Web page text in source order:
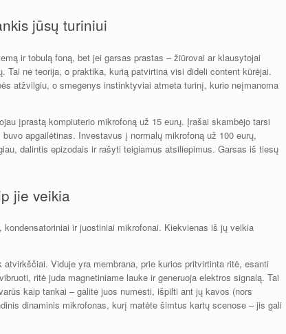
jūsų turiniui
ir tobulą foną, bet jei garsas prastas – žiūrovai ar klausytojai
ne teorija, o praktika, kurią patvirtina visi dideli content kūrėjai.
atžvilgiu, o smegenys instinktyviai atmeta turinį, kurio neįmanoma
įprastą kompiuterio mikrofoną už 15 eurų. Įrašai skambėjo tarsi
apgailėtinas. Investavus į normalų mikrofoną už 100 eurų,
dalintis epizodais ir rašyti teigiamus atsiliepimus. Garsas iš tiesų
jie veikia
ir juostiniai mikrofonai. Kiekvienas iš jų veikia
Viduje yra membrana, prie kurios pritvirtinta ritė, esanti
ritė juda magnetiniame lauke ir generuoja elektros signalą. Tai
kaip tankai – galite juos numesti, išpilti ant jų kavos (nors
dinaminis mikrofonas, kurį matėte šimtus kartų scenose – jis gali